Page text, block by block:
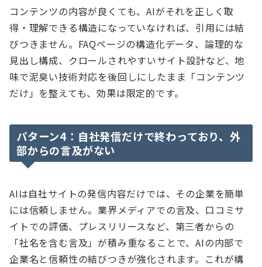
コンテンツの内容が良くても、AIがそれを正しく取
得・理解できる構造になっていなければ、引用には結
びつきません。FAQページの構造化データ、論理的な
見出し構成、クロールされやすいサイト設計など、地
味で泥臭い技術対応を後回しにしたまま「コンテンツ
だけ」を整えても、効果は限定的です。
パターン4：自社発信だけで終わっており、外
部からの言及がない
AIは自社サイトの発信内容だけでは、その企業を簡単
には信頼しません。業界メディアでの言及、口コミサ
イトでの評価、プレスリリースなど、第三者からの
「社名を含む言及」が積み重なることで、AIの内部で
企業名と信頼性の結びつきが強化されます。これが構